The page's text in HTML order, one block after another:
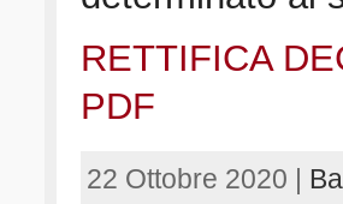
RETTIFICA
PDF
22 Ottobre 2020 |